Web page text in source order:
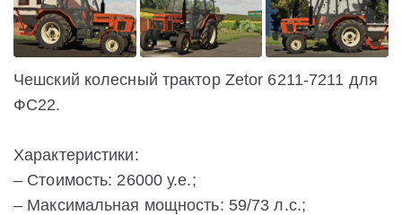
Чешский колесный трактор Zetor 6211-7211 для
ФС22.
Характеристики:
– Стоимость: 26000 у.е.;
– Максимальная мощность: 59/73 л.с.;